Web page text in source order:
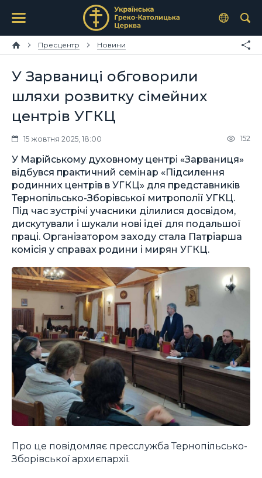
Пресцентр Новини
У Зарваниці обговорили
шляхи розвитку сімейних
центрів УГКЦ
15 жовтня 2025, 18:00 152
У Марійському духовному центрі «Зарваниця»
відбувся практичний семінар «Підсилення
родинних центрів в УГКЦ» для представників
Тернопільсько-Зборівської митрополії УГКЦ.
Під час зустрічі учасники ділилися досвідом,
дискутували і шукали нові ідеї для подальшої
праці. Організатором заходу стала Патріарша
комісія у справах родини і мирян УГКЦ.
Про це повідомляє пресслужба Тернопільсько-
Зборівської архиєпархії.